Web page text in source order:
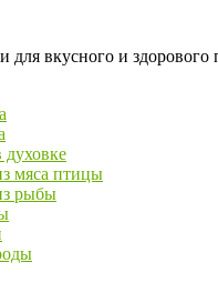
для вкусного и здорового
мяса птицы
рыбы